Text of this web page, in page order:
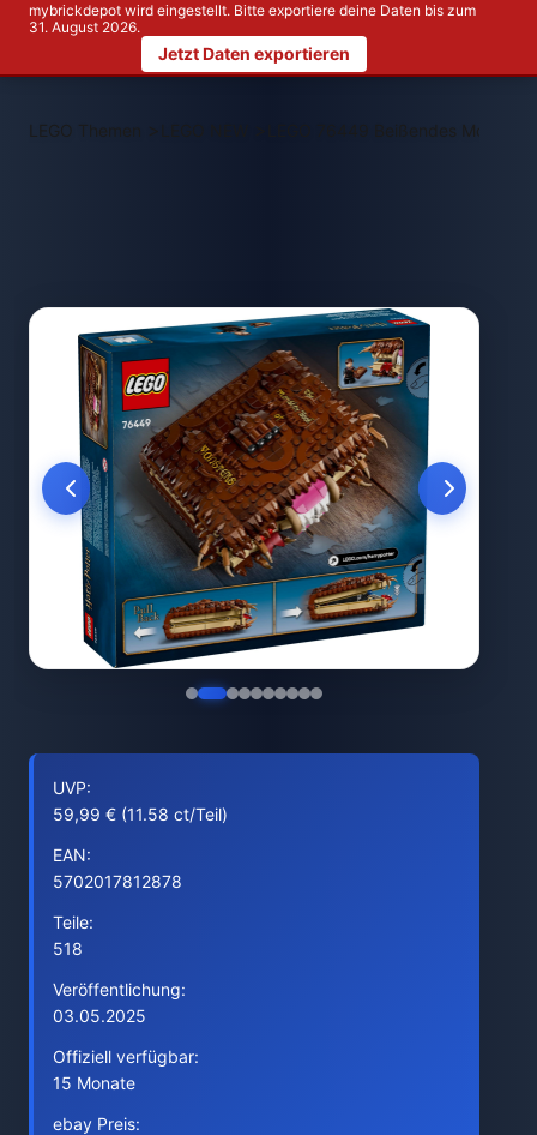
mybrickdepot wird eingestellt. Bitte exportiere deine Daten bis zum
31. August 2026.
Jetzt Daten exportieren
LEGO Themen > LEGO 76449 Beißendes
UVP:
59,99 € (11.58 ct/Teil)
EAN:
5702017812878
Teile:
518
Veröffentlichung:
03.05.2025
Offiziell verfügbar:
15 Monate
ebay Preis: